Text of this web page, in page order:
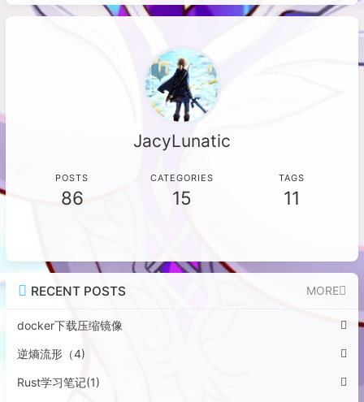
JacyLunatic
POSTS
86
CATEGORIES
15
TAGS
11
RECENT POSTS MORE
docker下载压缩镜像
逆熵流形（4)
Rust学习笔记(1)